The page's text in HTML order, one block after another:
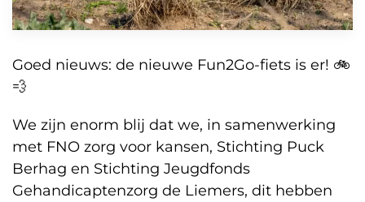
Goed nieuws: de nieuwe Fun2Go-fiets is er! 🚲
💨
We zijn enorm blij dat we, in samenwerking
met FNO zorg voor kansen, Stichting Puck
Berhag en Stichting Jeugdfonds
Gehandicaptenzorg de Liemers, dit hebben